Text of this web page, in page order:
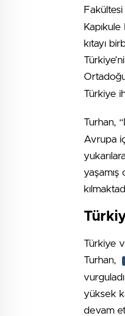
Fakültesi
kıtayı
Türkiye
Turhan,
Avrupa
yaşamış
Türkiye
Turhan,
yüksek
devam